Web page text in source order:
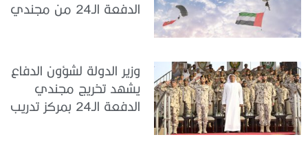
الدفعة الـ24 من مجندي
وزير الدولة لشؤون الدفاع
يشهد تخريج مجندي
الدفعة الـ24 بمركز تدريب